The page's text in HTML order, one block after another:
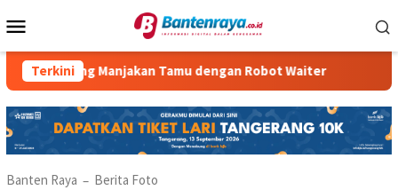
ke
Mobile
Terkini
Manjakan Tamu dengan Robot Waiter RM
Banten Raya – Berita Foto